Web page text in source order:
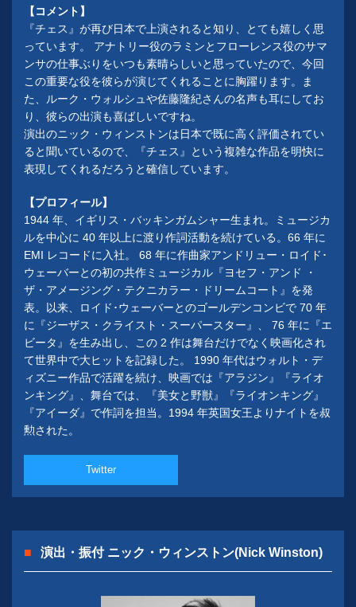
【コメント】
『チェス』が再び日本で上演されると知り、とても嬉しく思
っています。 アナトリー役のラミンとフローレンス役のサマ
ンサの仕事ぶりをいつも素晴らしいと思っていたので、今回
この重要な役を彼らが演じてくれることに胸躍ります。ま
た、ルーク・ウォルシュや佐藤隆紀さんの名声も耳にしてお
り、彼らの出演も喜ばしいですね。
演出のニック・ウィンストンは日本で既に高く評価されてい
ると聞いているので、『チェス』という複雑な作品を明快に
表現してくれるだろうと確信しています。
【プロフィール】
1944 年、イギリス・バッキンガムシャー生まれ。ミュージカ
ルを中心に 40 年以上に渡り作詞活動を続けている。66 年に
EMI レコードに入社。 68 年に作曲家アンドリュー・ロイド･
ウェーバーとの初の共作ミュージカル『ヨセフ・アンド ・
ザ・アメージング・テクニカラー・ドリームコート』を発
表。以来、ロイド･ウェーバーとのゴールデンコンビで 70 年
に『ジーザス・クライスト・スーパースター』、 76 年に『エ
ビータ』を生み出し、この 2 作は舞台だけでなく映画化され
て世界中で大ヒットを記録した。 1990 年代はウォルト・デ
ィズニー作品で活躍を続け、映画では『アラジン』『ライオ
ンキング』、舞台では、『美女と野獣』『ライオンキング』
『アイーダ』で作詞を担当。1994 年英国女王よりナイトを叔
勲された。
Twitter
演出・振付 ニック・ウィンストン(Nick Winston)